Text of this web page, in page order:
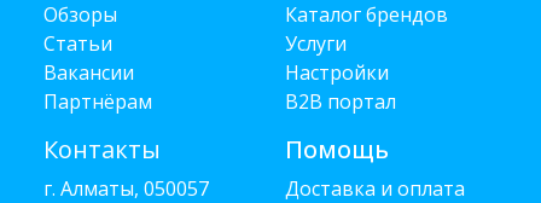
Обзоры
Статьи
Вакансии
Партнёрам
Контакты
г. Алматы, 050057
Каталог брендов
Услуги
Настройки
B2B портал
Помощь
Доставка и оплата